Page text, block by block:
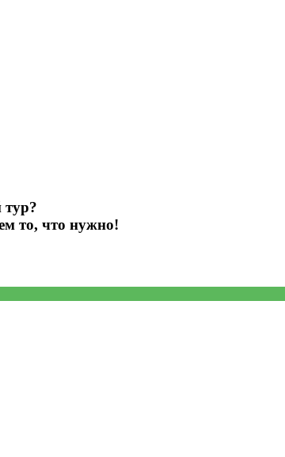
то, что нужно!